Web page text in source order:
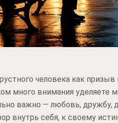
человека как
много внимания уделяете
важно — любовь,
внутрь себя, к своему